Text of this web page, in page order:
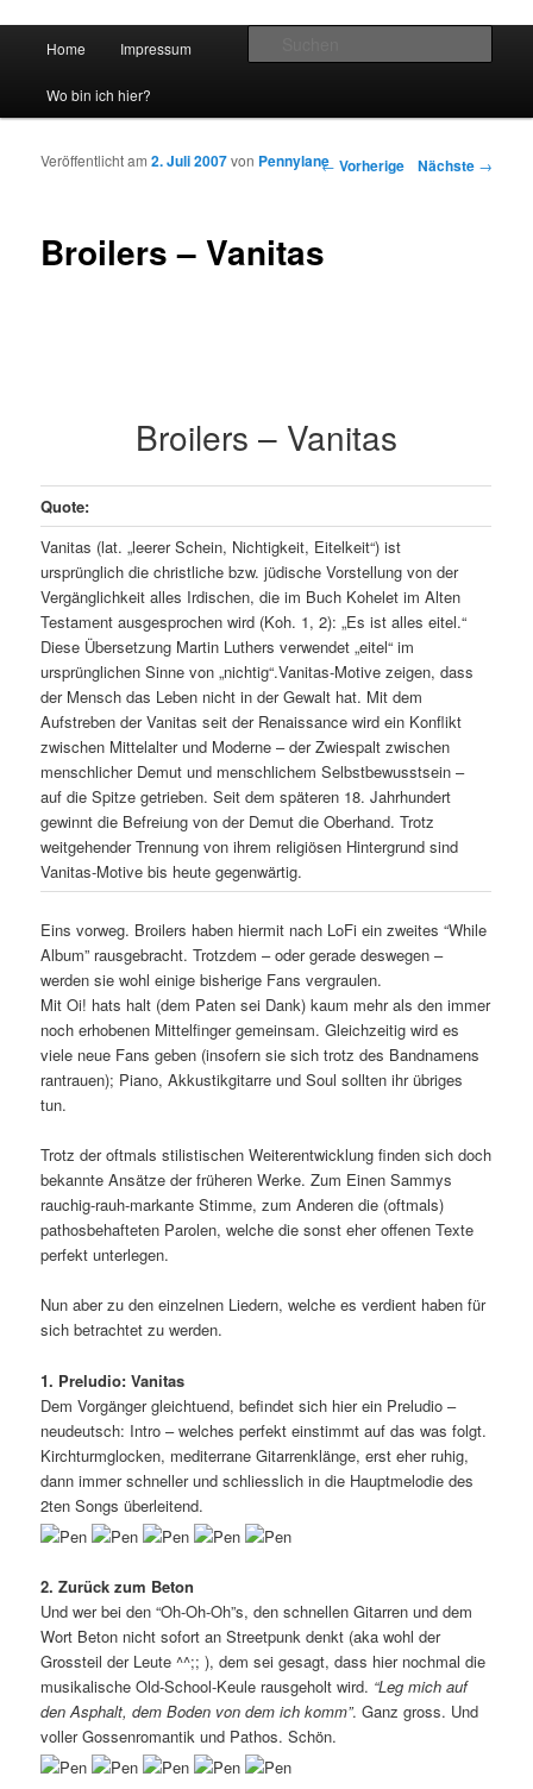
vidgames.de
Zum Inhalt wechseln
Zum sekundären Inhalt wechseln
Home Impressum
Wo bin ich hier?
Artikelnavigation
← Vorherige Nächste →
Broilers – Vanitas
Veröffentlicht am2. Juli 2007von Pennylane
Broilers – Vanitas
Quote:
Vanitas (lat. „leerer Schein, Nichtigkeit, Eitelkeit“) ist
ursprünglich die christliche bzw. jüdische Vorstellung von der
Vergänglichkeit alles Irdischen, die im Buch Kohelet im Alten
Testament ausgesprochen wird (Koh. 1, 2): „Es ist alles eitel.“
Diese Übersetzung Martin Luthers verwendet „eitel“ im
ursprünglichen Sinne von „nichtig“.Vanitas-Motive zeigen, dass
der Mensch das Leben nicht in der Gewalt hat. Mit dem
Aufstreben der Vanitas seit der Renaissance wird ein Konflikt
zwischen Mittelalter und Moderne – der Zwiespalt zwischen
menschlicher Demut und menschlichem Selbstbewusstsein –
auf die Spitze getrieben. Seit dem späteren 18. Jahrhundert
gewinnt die Befreiung von der Demut die Oberhand. Trotz
weitgehender Trennung von ihrem religiösen Hintergrund sind
Vanitas-Motive bis heute gegenwärtig.
Eins vorweg. Broilers haben hiermit nach LoFi ein zweites “While
Album” rausgebracht. Trotzdem – oder gerade deswegen –
werden sie wohl einige bisherige Fans vergraulen.
Mit Oi! hats halt (dem Paten sei Dank) kaum mehr als den immer
noch erhobenen Mittelfinger gemeinsam. Gleichzeitig wird es
viele neue Fans geben (insofern sie sich trotz des Bandnamens
rantrauen); Piano, Akkustikgitarre und Soul sollten ihr übriges
tun.
Trotz der oftmals stilistischen Weiterentwicklung finden sich doch
bekannte Ansätze der früheren Werke. Zum Einen Sammys
rauchig-rauh-markante Stimme, zum Anderen die (oftmals)
pathosbehafteten Parolen, welche die sonst eher offenen Texte
perfekt unterlegen.
Nun aber zu den einzelnen Liedern, welche es verdient haben für
sich betrachtet zu werden.
1. Preludio: Vanitas
Dem Vorgänger gleichtuend, befindet sich hier ein Preludio –
neudeutsch: Intro – welches perfekt einstimmt auf das was folgt.
Kirchturmglocken, mediterrane Gitarrenklänge, erst eher ruhig,
dann immer schneller und schliesslich in die Hauptmelodie des
2ten Songs überleitend.
2. Zurück zum Beton
Und wer bei den “Oh-Oh-Oh”s, den schnellen Gitarren und dem
Wort Beton nicht sofort an Streetpunk denkt (aka wohl der
Grossteil der Leute ^^;; ), dem sei gesagt, dass hier nochmal die
musikalische Old-School-Keule rausgeholt wird. “Leg mich auf
den Asphalt, dem Boden von dem ich komm”. Ganz gross. Und
voller Gossenromantik und Pathos. Schön.